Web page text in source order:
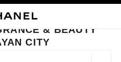
UNA BOUTIQUE
CHANEL FRAGRANCE & BEAUTY
& BEAUTY
CITY